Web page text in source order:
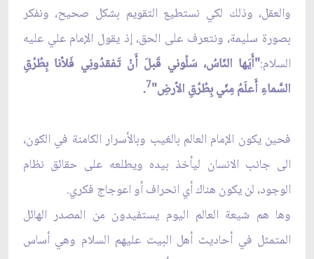
والعقل، وذلك لكي نستطيع التقويم بشكل صحيح، ونفكر
بصورة سليمة، ونتعرف على الحق، إذ يقول الإمام علي عليه
السلام:"أَيَها النّاسُ، سَلُوني قَبلَ أَنْ تَفقدُونِي فَلأنا بِطُرُقِ
السَّماءِ أَعلَمُ مِنّي بِطُرُقِ الأرضِ"7
.
فحين يكون الإمام العالم بالغيب وبالأسرار الكامنة في الكون،
الى جانب الانسان ليأخذ بيده ويطلعه على حقائق نظام
الوجود، لن يكون هناك أي انحراف أو اعوجاج فكري.
وها هم شيعة العالم اليوم يستفيدون من المصدر الهائل
المتمثل في أحاديث أهل البيت عليهم السلام وهي أساس